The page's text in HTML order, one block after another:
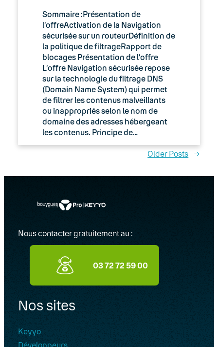
Sommaire :Présentation de
l’offreActivation de la Navigation
sécurisée sur un routeurDéfinition de
la politique de filtrageRapport de
blocages Présentation de l’offre
L’offre Navigation sécurisée repose
sur la technologie du filtrage DNS
(Domain Name System) qui permet
de filtrer les contenus malveillants
ou inappropriés selon le nom de
domaine des adresses hébergeant
les contenus. Principe de…
Older Posts →
Nous contacter gratuitement au :
03 72 72 59 00
Nos sites
Keyyo
Développeurs